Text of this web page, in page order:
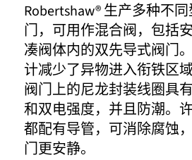
Robertshaw® 生产多种不
门，可用作混合阀，包括
凑阀体内的双先导式阀门
计减少了异物进入衔铁区
阀门上的尼龙封装线圈具
和双电强度，并且防潮。
都配有导管，可消除腐蚀
门更安静。